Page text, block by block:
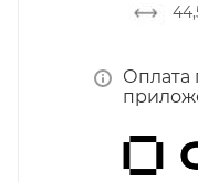
Оплата